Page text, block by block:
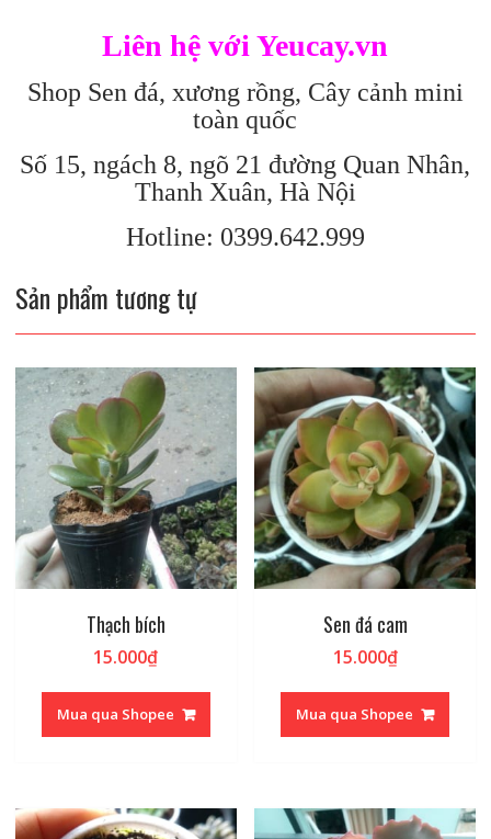
Liên hệ với Yeucay.vn
Shop Sen đá, xương rồng, Cây cảnh mini
toàn quốc
Số 15, ngách 8, ngõ 21 đường Quan Nhân,
Thanh Xuân, Hà Nội
Hotline: 0399.642.999
Sản phẩm tương tự
Thạch bích
15.000₫
Mua qua Shopee
Sen đá cam
15.000₫
Mua qua Shopee